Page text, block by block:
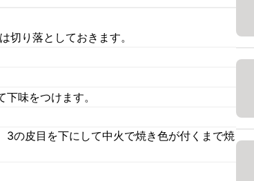
切り落としておきます。
味をつけます。
の皮目を下にして中火で焼き色が付くまで焼